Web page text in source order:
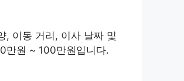
, 이동 거리, 이사 날짜 및
만원 ~ 100만원입니다.